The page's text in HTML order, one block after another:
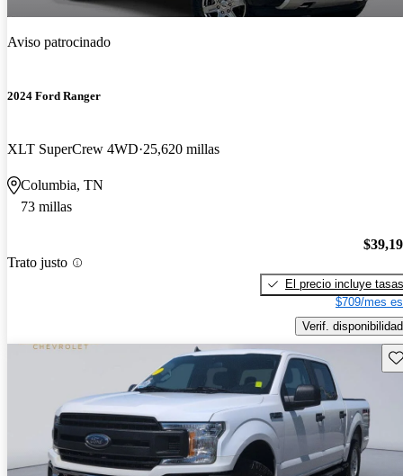
Aviso patrocinado
2024 Ford Ranger
XLT SuperCrew 4WD 25,620 millas
Columbia, TN
73 millas
Trato justo
El precio incluye tasas
$709/mes
Verif. disponibilidad